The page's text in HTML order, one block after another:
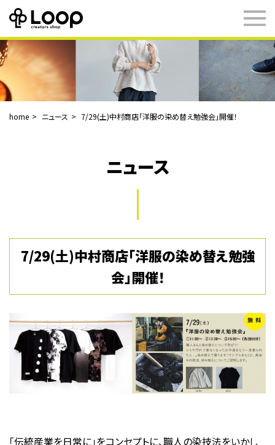
home ニュース 7/29(土)中村商店「洋服の染め替え勉強会」開催！
ニュース
7/29(土)中村商店「洋服の染め替え勉強
会」開催！
「伝統産業を日常に」をコンセプトに、職人の染技法をいかし